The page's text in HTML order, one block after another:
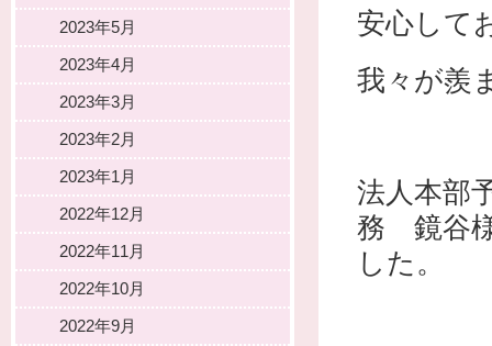
安心して
我々が羨
法人本部
務 鏡谷
した。
2023年5月
2023年4月
2023年3月
2023年2月
2023年1月
2022年12月
2022年11月
2022年10月
2022年9月